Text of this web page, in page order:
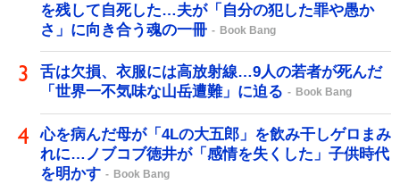
を残して自死した…夫が「自分の犯した罪や愚か
さ」に向き合う魂の一冊
Book Bang
舌は欠損、衣服には高放射線…9人の若者が死んだ
「世界一不気味な山岳遭難」に迫る
Book Bang
心を病んだ母が「4Lの大五郎」を飲み干しゲロまみ
れに…ノブコブ徳井が「感情を失くした」子供時代
を明かす
Book Bang